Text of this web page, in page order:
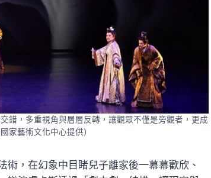
錯，多重視角與層層反轉，讓觀眾不僅是旁觀者，更成
家藝術文化中心提供）
，在幻象中目睹兒子離家後一幕幕歡欣、